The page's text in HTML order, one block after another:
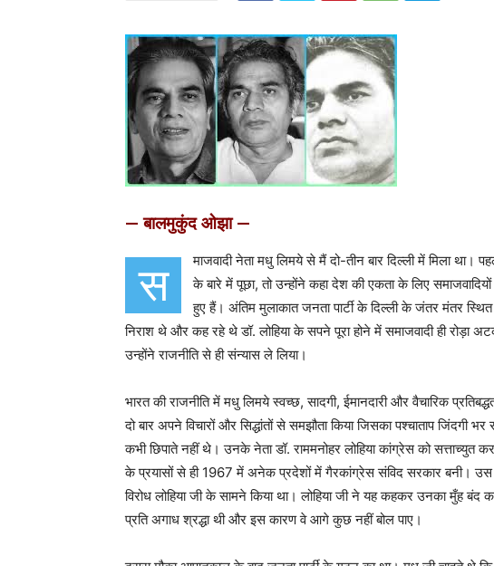
— बालमुकुंद ओझा —
स
माजवादी नेता मधु लिमये से मैं दो-तीन बार दिल्ली में मिला था।
के बारे में पूछा, तो उन्होंने कहा देश की एकता के लिए
हुए हैं। अंतिम मुलाकात जनता पार्टी के दिल्ली के जंतर मंतर
निराश थे और कह रहे थे डॉ. लोहिया के सपने पूरा होने में समाजवादी ही
उन्होंने राजनीति से ही संन्यास ले लिया।
भारत की राजनीति में मधु लिमये स्वच्छ, सादगी, ईमानदारी और वैचारिक
दो बार अपने विचारों और सिद्धांतों से समझौता किया जिसका पश्चाताप
कभी छिपाते नहीं थे। उनके नेता डॉ. राममनोहर लोहिया कांग्रेस को सत्ताच्युत
के प्रयासों से ही 1967 में अनेक प्रदेशों में गैरकांग्रेस संविद सरकार बनी।
विरोध लोहिया जी के सामने किया था। लोहिया जी ने यह कहकर उनका मुँह बंद
प्रति अगाध श्रद्धा थी और इस कारण वे आगे कुछ नहीं बोल पाए।